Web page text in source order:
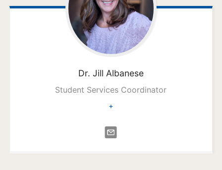
Dr. Jill Albanese
Student Services Coordinator
+